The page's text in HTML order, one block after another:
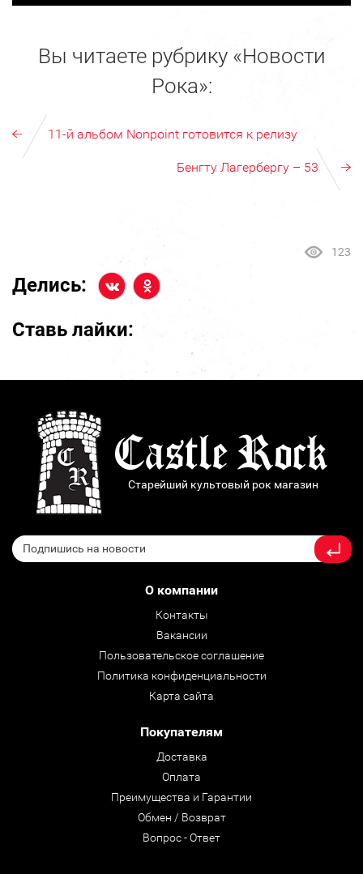
Вы читаете рубрику «Новости
Рока»:
11-й альбом Nonpoint готовится к релизу
Бенгту Лагербергу – 53
123
Делись:
Ставь лайки:
Старейший культовый рок магазин
О компании
Контакты
Вакансии
Пользовательское соглашение
Политика конфиденциальности
Карта сайта
Покупателям
Доставка
Оплата
Преимущества и Гарантии
Обмен / Возврат
Вопрос - Ответ